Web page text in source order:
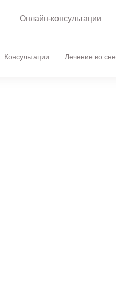
Онлайн-консультации
Консультации Лечение во сне